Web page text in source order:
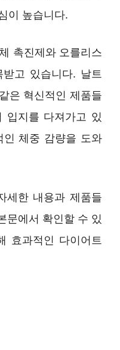
이 높습니다.
촉진제와 오를리스
고 있습니다. 날트
은 혁신적인 제품들
입지를 다져가고 있
인 체중 감량을 도와
세한 내용과 제품들
문에서 확인할 수 있
효과적인 다이어트